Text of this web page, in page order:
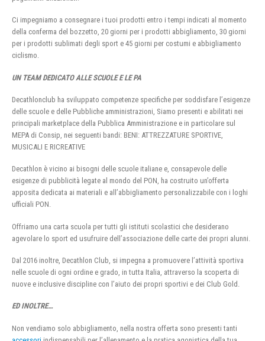
Ci impegniamo a consegnare i tuoi prodotti entro i tempi indicati al momento
della conferma del bozzetto, 20 giorni per i prodotti abbigliamento, 30 giorni
per i prodotti sublimati degli sport e 45 giorni per costumi e abbigliamento
ciclismo.
UN TEAM DEDICATO ALLE SCUOLE E LE PA
Decathlonclub ha sviluppato competenze specifiche per soddisfare l’esigenze
delle scuole e delle Pubbliche amministrazioni, Siamo presenti e abilitati nei
principali marketplace della Pubblica Amministrazione e in particolare sul
MEPA di Consip, nei seguenti bandi: BENI: ATTREZZATURE SPORTIVE,
MUSICALI E RICREATIVE
Decathlon è vicino ai bisogni delle scuole italiane e, consapevole delle
esigenze di pubblicità legate al mondo del PON, ha costruito un’offerta
apposita dedicata ai materiali e all’abbigliamento personalizzabile con i loghi
ufficiali PON.
Offriamo una carta scuola per tutti gli istituti scolastici che desiderano
agevolare lo sport ed usufruire dell’associazione delle carte dei propri alunni.
Dal 2016 inoltre, Decathlon Club, si impegna a promuovere l’attività sportiva
nelle scuole di ogni ordine e grado, in tutta Italia, attraverso la scoperta di
nuove e inclusive discipline con l’aiuto dei propri sportivi e dei Club Gold.
ED INOLTRE…
Non vendiamo solo abbigliamento, nella nostra offerta sono presenti tanti